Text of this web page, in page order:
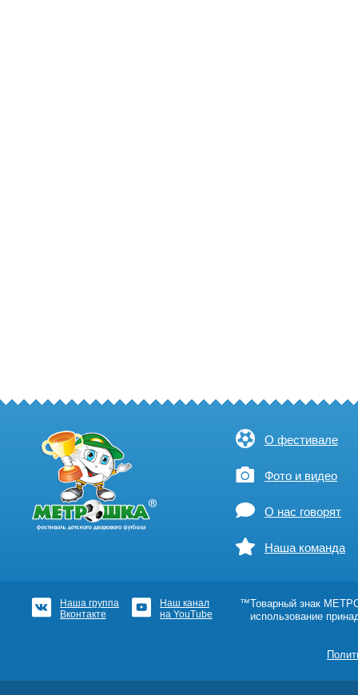
О фестивале
Фото и видео
О нас говорят
Наша команда
Наша группа
Вконтакте
Наш канал
на YouTube
™Товарный знак
использование